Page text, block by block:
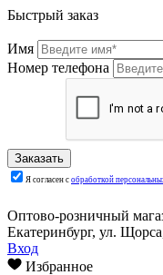
Быстрый заказ
Имя
Номер телефона
Я согласен с обработкой
Оптово-розничный
Екатеринбург, ул.
Вход
Избранное